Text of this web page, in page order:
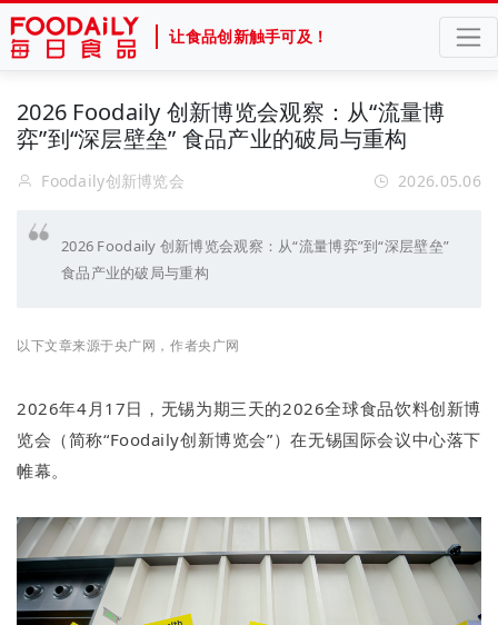
让食品创新触手可及！
2026 Foodaily 创新博览会观察：从“流量博
弈”到“深层壁垒” 食品产业的破局与重构
Foodaily创新博览会 2026.05.06
2026 Foodaily 创新博览会观察：从“流量博弈”到“深层壁垒”
食品产业的破局与重构
以下文章来源于央广网，作者央广网
2026年4月17日，无锡为期三天的2026全球食品饮料创新博
览会（简称“Foodaily创新博览会”）在无锡国际会议中心落下
帷幕。